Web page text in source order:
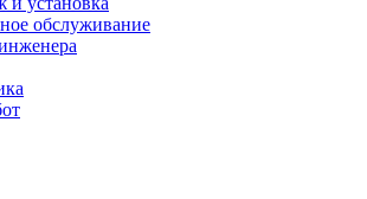
обслуживание